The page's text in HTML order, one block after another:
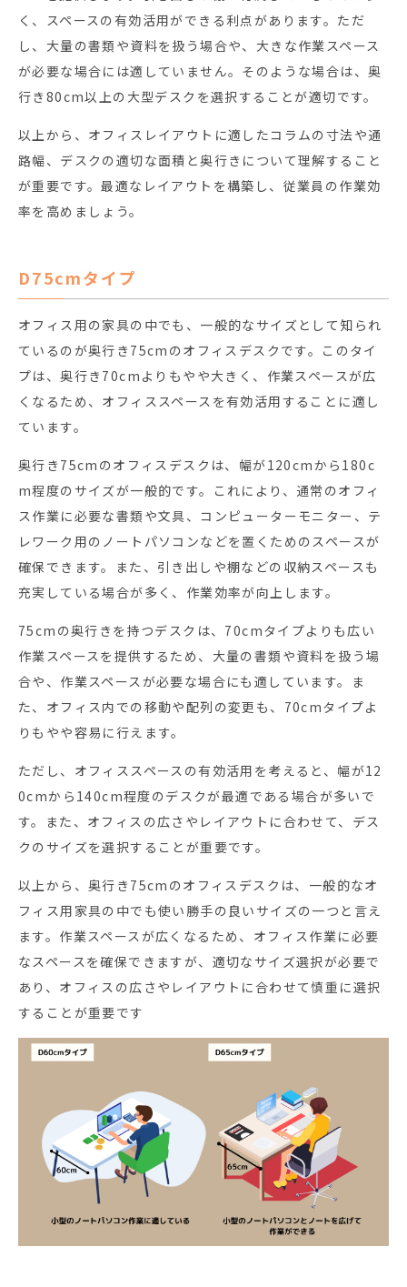
く、スペースの有効活用ができる利点があります。ただ
し、大量の書類や資料を扱う場合や、大きな作業スペース
が必要な場合には適していません。そのような場合は、奥
行き80cm以上の大型デスクを選択することが適切です。
以上から、オフィスレイアウトに適したコラムの寸法や通
路幅、デスクの適切な面積と奥行きについて理解すること
が重要です。最適なレイアウトを構築し、従業員の作業効
率を高めましょう。
D75cmタイプ
オフィス用の家具の中でも、一般的なサイズとして知られ
ているのが奥行き75cmのオフィスデスクです。このタイ
プは、奥行き70cmよりもやや大きく、作業スペースが広
くなるため、オフィススペースを有効活用することに適し
ています。
奥行き75cmのオフィスデスクは、幅が120cmから180c
m程度のサイズが一般的です。これにより、通常のオフィ
ス作業に必要な書類や文具、コンピューターモニター、テ
レワーク用のノートパソコンなどを置くためのスペースが
確保できます。また、引き出しや棚などの収納スペースも
充実している場合が多く、作業効率が向上します。
75cmの奥行きを持つデスクは、70cmタイプよりも広い
作業スペースを提供するため、大量の書類や資料を扱う場
合や、作業スペースが必要な場合にも適しています。ま
た、オフィス内での移動や配列の変更も、70cmタイプよ
りもやや容易に行えます。
ただし、オフィススペースの有効活用を考えると、幅が12
0cmから140cm程度のデスクが最適である場合が多いで
す。また、オフィスの広さやレイアウトに合わせて、デス
クのサイズを選択することが重要です。
以上から、奥行き75cmのオフィスデスクは、一般的なオ
フィス用家具の中でも使い勝手の良いサイズの一つと言え
ます。作業スペースが広くなるため、オフィス作業に必要
なスペースを確保できますが、適切なサイズ選択が必要で
あり、オフィスの広さやレイアウトに合わせて慎重に選択
することが重要です